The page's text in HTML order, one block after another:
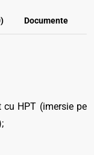
Documente
HPT (imersie pe